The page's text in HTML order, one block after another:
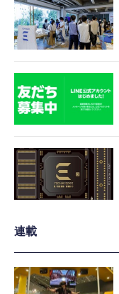
連載